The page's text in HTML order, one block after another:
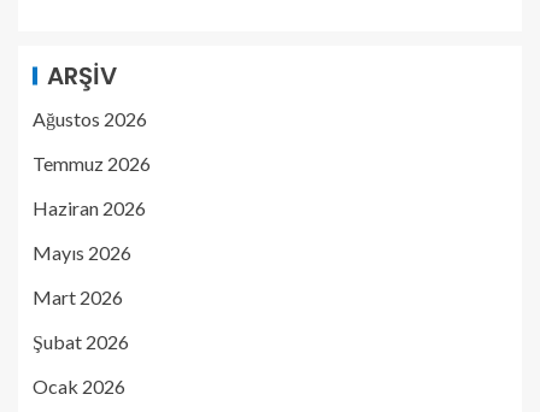
ARŞIV
Ağustos 2026
Temmuz 2026
Haziran 2026
Mayıs 2026
Mart 2026
Şubat 2026
Ocak 2026